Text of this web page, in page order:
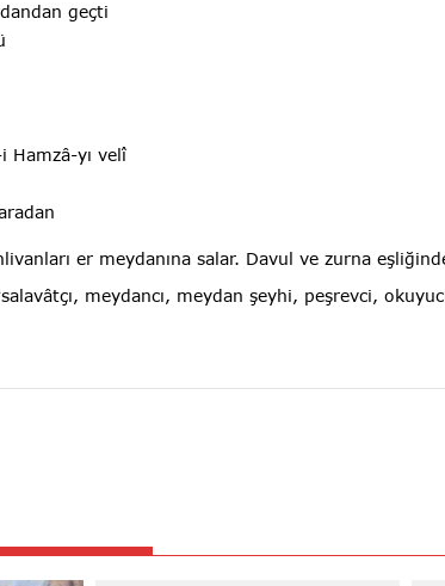
geçti
yı velî
er meydanına salar. Davul ve zurna
meydancı, meydan şeyhi, peşrevci,